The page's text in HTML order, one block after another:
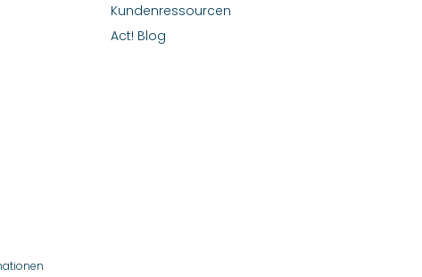
Kundenressourcen
Act! Blog